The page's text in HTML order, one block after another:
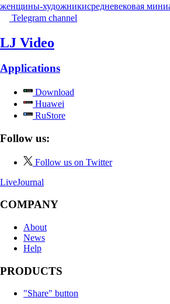
женщины-художникисредневековая
Telegram channel
LJ Video
Applications
Download
Huawei
RuStore
Follow us:
Follow us on Twitter
LiveJournal
COMPANY
About
News
Help
PRODUCTS
"Share" button